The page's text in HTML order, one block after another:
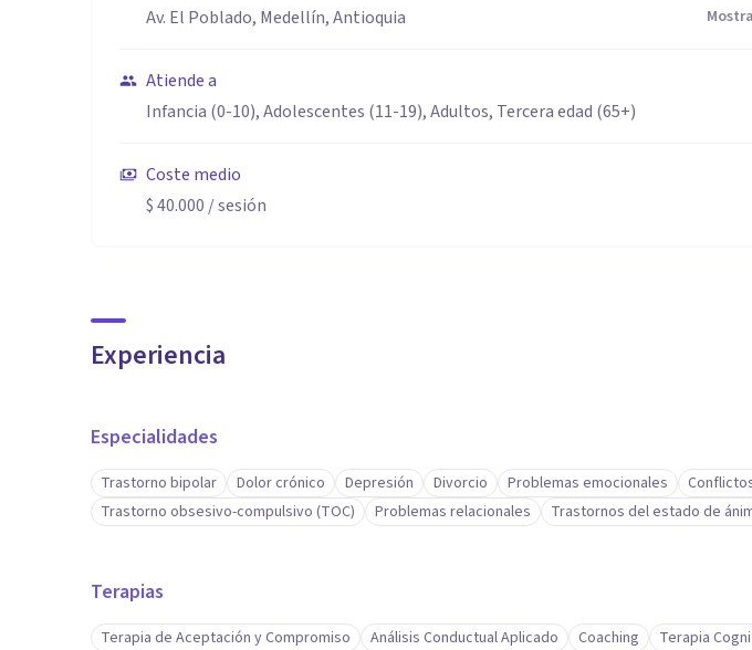
Av. El Poblado, Medellín, Antioquia
Atiende a
Infancia (0-10), Adolescentes (11-19), Adultos, Tercera edad (65+)
Coste medio
$ 40.000 / sesión
Experiencia
Especialidades
Trastorno bipolar Dolor crónico Depresión Divorcio Problemas emocionales
Trastorno obsesivo-compulsivo (TOC)
Problemas relacionales Trastornos del estado de
Terapias
Terapia de Aceptación y Compromiso Análisis Conductual Aplicado Coaching
Terapia